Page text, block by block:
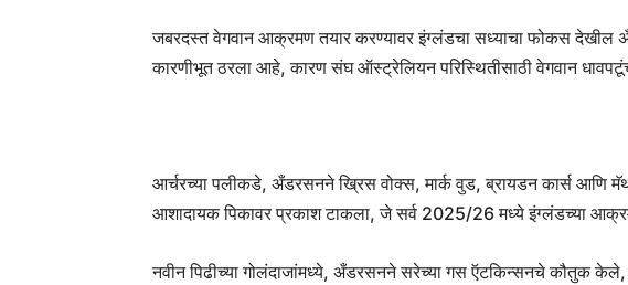
जबरदस्त वेगवान आक्रमण तयार करण्यावर इंग्लंडचा सध्याचा फोकस देखील
कारणीभूत ठरला आहे, कारण संघ ऑस्ट्रेलियन परिस्थितीसाठी वेगवान
आर्चरच्या पलीकडे, अँडरसनने ख्रिस वोक्स, मार्क वुड, ब्रायडन कार्स आणि
आशादायक पिकावर प्रकाश टाकला, जे सर्व 2025/26 मध्ये इंग्लंडच्या
नवीन पिढीच्या गोलंदाजांमध्ये, अँडरसनने सरेच्या गस ऍटकिन्सनचे कौतुक केले,